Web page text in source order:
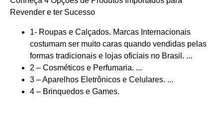
Revender e ter Sucesso
1- Roupas e Calçados. Marcas Internacionais
costumam ser muito caras quando vendidas pelas
formas tradicionais e lojas oficiais no Brasil. ...
2 – Cosméticos e Perfumaria. ...
3 – Aparelhos Eletrônicos e Celulares. ...
4 – Brinquedos e Games.